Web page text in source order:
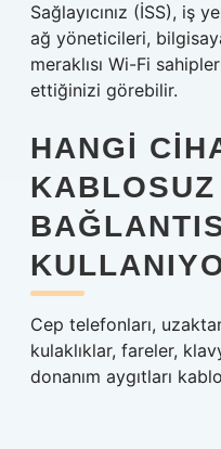
Sağlayıcınız (İSS), iş
ağ yöneticileri,
meraklısı Wi-Fi
ettiğinizi görebilir.
HANGI
KABLOSUZ
Cep telefonları,
kulaklıklar, fareler,
donanım aygıtları